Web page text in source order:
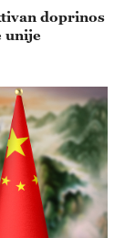
doprinos
unije